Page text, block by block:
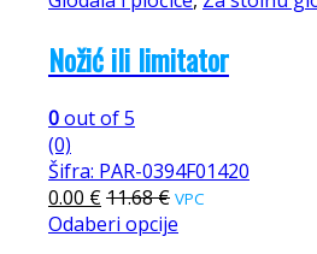
Nožić ili limitator
0out of 5
(0)
Šifra: PAR-0394F01420
0.00 €11.68€ VPC
Odaberi opcije